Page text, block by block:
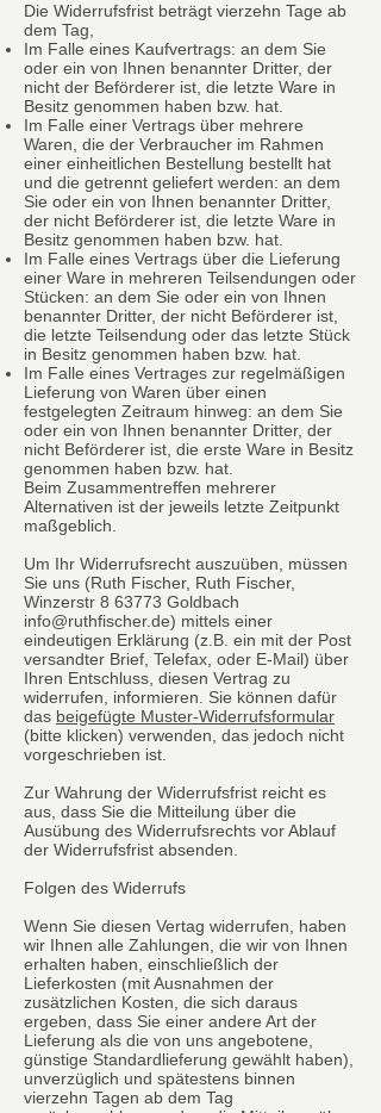
Die Widerrufsfrist beträgt vierzehn Tage ab
dem Tag,
Im Falle eines Kaufvertrags: an dem Sie
oder ein von Ihnen benannter Dritter, der
nicht der Beförderer ist, die letzte Ware in
Besitz genommen haben bzw. hat.
Im Falle einer Vertrags über mehrere
Waren, die der Verbraucher im Rahmen
einer einheitlichen Bestellung bestellt hat
und die getrennt geliefert werden: an dem
Sie oder ein von Ihnen benannter Dritter,
der nicht Beförderer ist, die letzte Ware in
Besitz genommen haben bzw. hat.
Im Falle eines Vertrags über die Lieferung
einer Ware in mehreren Teilsendungen oder
Stücken: an dem Sie oder ein von Ihnen
benannter Dritter, der nicht Beförderer ist,
die letzte Teilsendung oder das letzte Stück
in Besitz genommen haben bzw. hat.
Im Falle eines Vertrages zur regelmäßigen
Lieferung von Waren über einen
festgelegten Zeitraum hinweg: an dem Sie
oder ein von Ihnen benannter Dritter, der
nicht Beförderer ist, die erste Ware in Besitz
genommen haben bzw. hat.
Beim Zusammentreffen mehrerer
Alternativen ist der jeweils letzte Zeitpunkt
maßgeblich.
Um Ihr Widerrufsrecht auszuüben, müssen
Sie uns (Ruth Fischer, Ruth Fischer,
Winzerstr 8 63773 Goldbach
info@ruthfischer.de) mittels einer
eindeutigen Erklärung (z.B. ein mit der Post
versandter Brief, Telefax, oder E-Mail) über
Ihren Entschluss, diesen Vertrag zu
widerrufen, informieren. Sie können dafür
das beigefügte Muster-Widerrufsformular
(bitte klicken) verwenden, das jedoch nicht
vorgeschrieben ist.
Zur Wahrung der Widerrufsfrist reicht es
aus, dass Sie die Mitteilung über die
Ausübung des Widerrufsrechts vor Ablauf
der Widerrufsfrist absenden.
Folgen des Widerrufs
Wenn Sie diesen Vertag widerrufen, haben
wir Ihnen alle Zahlungen, die wir von Ihnen
erhalten haben, einschließlich der
Lieferkosten (mit Ausnahmen der
zusätzlichen Kosten, die sich daraus
ergeben, dass Sie einer andere Art der
Lieferung als die von uns angebotene,
günstige Standardlieferung gewählt haben),
unverzüglich und spätestens binnen
vierzehn Tagen ab dem Tag